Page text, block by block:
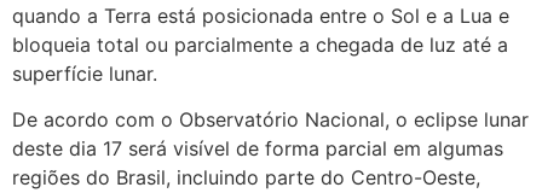
quando a Terra está posicionada entre o Sol e a Lua e
bloqueia total ou parcialmente a chegada de luz até a
superfície lunar.
De acordo com o Observatório Nacional, o eclipse lunar
deste dia 17 será visível de forma parcial em algumas
regiões do Brasil, incluindo parte do Centro-Oeste,